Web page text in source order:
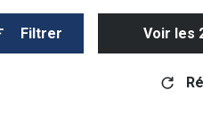
Filtrer Voir les